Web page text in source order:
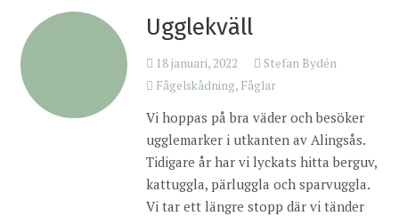
Ugglekväll
18 januari, 2022
Stefan Bydén
Fågelskådning, Fåglar
Vi hoppas på bra väder och besöker
ugglemarker i utkanten av Alingsås.
Tidigare år har vi lyckats hitta berguv,
kattuggla, pärluggla och sparvuggla.
Vi tar ett längre stopp där vi tänder